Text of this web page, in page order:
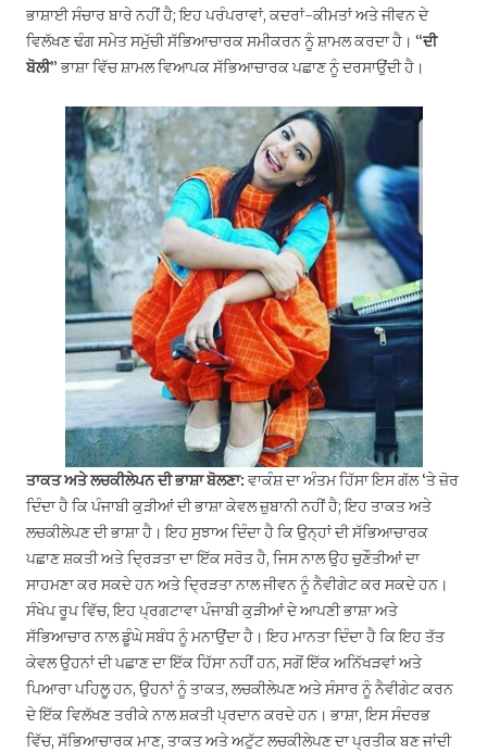
ਭਾਸ਼ਾਈ ਸੰਚਾਰ ਬਾਰੇ ਨਹੀਂ ਹੈ; ਇਹ ਪਰੰਪਰਾਵਾਂ, ਕਦਰਾਂ-ਕੀਮਤਾਂ ਅਤੇ ਜੀਵਨ ਦੇ
ਵਿਲੱਖਣ ਢੰਗ ਸਮੇਤ ਸਮੁੱਚੀ ਸੱਭਿਆਚਾਰਕ ਸਮੀਕਰਨ ਨੂੰ ਸ਼ਾਮਲ ਕਰਦਾ ਹੈ। “ਦੀ
ਬੋਲੀ” ਭਾਸ਼ਾ ਵਿੱਚ ਸ਼ਾਮਲ ਵਿਆਪਕ ਸੱਭਿਆਚਾਰਕ ਪਛਾਣ ਨੂੰ ਦਰਸਾਉਂਦੀ ਹੈ।
ਤਾਕਤ ਅਤੇ ਲਚਕੀਲੇਪਨ ਦੀ ਭਾਸ਼ਾ ਬੋਲਣਾ: ਵਾਕੰਸ਼ ਦਾ ਅੰਤਮ ਹਿੱਸਾ ਇਸ ਗੱਲ ‘ਤੇ ਜ਼ੋਰ
ਦਿੰਦਾ ਹੈ ਕਿ ਪੰਜਾਬੀ ਕੁੜੀਆਂ ਦੀ ਭਾਸ਼ਾ ਕੇਵਲ ਜ਼ੁਬਾਨੀ ਨਹੀਂ ਹੈ; ਇਹ ਤਾਕਤ ਅਤੇ
ਲਚਕੀਲੇਪਣ ਦੀ ਭਾਸ਼ਾ ਹੈ। ਇਹ ਸੁਝਾਅ ਦਿੰਦਾ ਹੈ ਕਿ ਉਨ੍ਹਾਂ ਦੀ ਸੱਭਿਆਚਾਰਕ
ਪਛਾਣ ਸ਼ਕਤੀ ਅਤੇ ਦ੍ਰਿੜਤਾ ਦਾ ਇੱਕ ਸਰੋਤ ਹੈ, ਜਿਸ ਨਾਲ ਉਹ ਚੁਣੌਤੀਆਂ ਦਾ
ਸਾਹਮਣਾ ਕਰ ਸਕਦੇ ਹਨ ਅਤੇ ਦ੍ਰਿੜਤਾ ਨਾਲ ਜੀਵਨ ਨੂੰ ਨੈਵੀਗੇਟ ਕਰ ਸਕਦੇ ਹਨ।
ਸੰਖੇਪ ਰੂਪ ਵਿੱਚ, ਇਹ ਪ੍ਰਗਟਾਵਾ ਪੰਜਾਬੀ ਕੁੜੀਆਂ ਦੇ ਆਪਣੀ ਭਾਸ਼ਾ ਅਤੇ
ਸੱਭਿਆਚਾਰ ਨਾਲ ਡੂੰਘੇ ਸਬੰਧ ਨੂੰ ਮਨਾਉਂਦਾ ਹੈ। ਇਹ ਮਾਨਤਾ ਦਿੰਦਾ ਹੈ ਕਿ ਇਹ ਤੱਤ
ਕੇਵਲ ਉਹਨਾਂ ਦੀ ਪਛਾਣ ਦਾ ਇੱਕ ਹਿੱਸਾ ਨਹੀਂ ਹਨ, ਸਗੋਂ ਇੱਕ ਅਨਿੱਖੜਵਾਂ ਅਤੇ
ਪਿਆਰਾ ਪਹਿਲੂ ਹਨ, ਉਹਨਾਂ ਨੂੰ ਤਾਕਤ, ਲਚਕੀਲੇਪਣ ਅਤੇ ਸੰਸਾਰ ਨੂੰ ਨੈਵੀਗੇਟ ਕਰਨ
ਦੇ ਇੱਕ ਵਿਲੱਖਣ ਤਰੀਕੇ ਨਾਲ ਸ਼ਕਤੀ ਪ੍ਰਦਾਨ ਕਰਦੇ ਹਨ। ਭਾਸ਼ਾ, ਇਸ ਸੰਦਰਭ
ਵਿੱਚ, ਸੱਭਿਆਚਾਰਕ ਮਾਣ, ਤਾਕਤ ਅਤੇ ਅਟੁੱਟ ਲਚਕੀਲੇਪਣ ਦਾ ਪ੍ਰਤੀਕ ਬਣ ਜਾਂਦੀ